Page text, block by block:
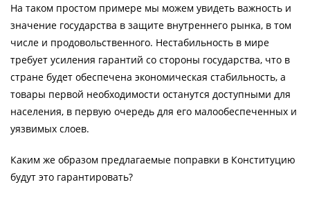
На таком простом примере мы можем увидеть важность и
значение государства в защите внутреннего рынка, в том
числе и продовольственного. Нестабильность в мире
требует усиления гарантий со стороны государства, что в
стране будет обеспечена экономическая стабильность, а
товары первой необходимости останутся доступными для
населения, в первую очередь для его малообеспеченных и
уязвимых слоев.
Каким же образом предлагаемые поправки в Конституцию
будут это гарантировать?